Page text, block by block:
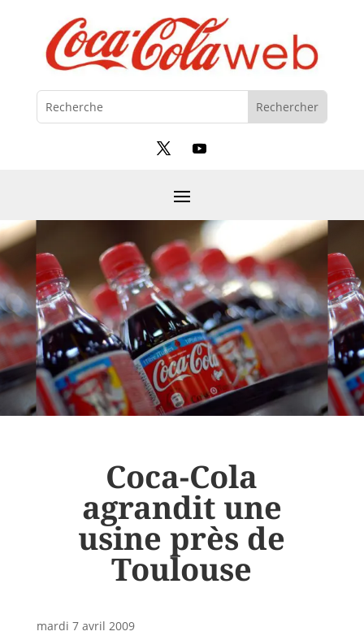
Coca-Cola
agrandit une
usine près de
Toulouse
mardi 7 avril 2009